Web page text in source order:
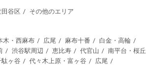
田谷区 その他のエリア
木・西麻布 広尾 麻布十番
白金・高輪
渋谷駅周辺 恵比寿 代官山
南平台・桜丘
駄ヶ谷 代々木上原・富ヶ谷
広尾